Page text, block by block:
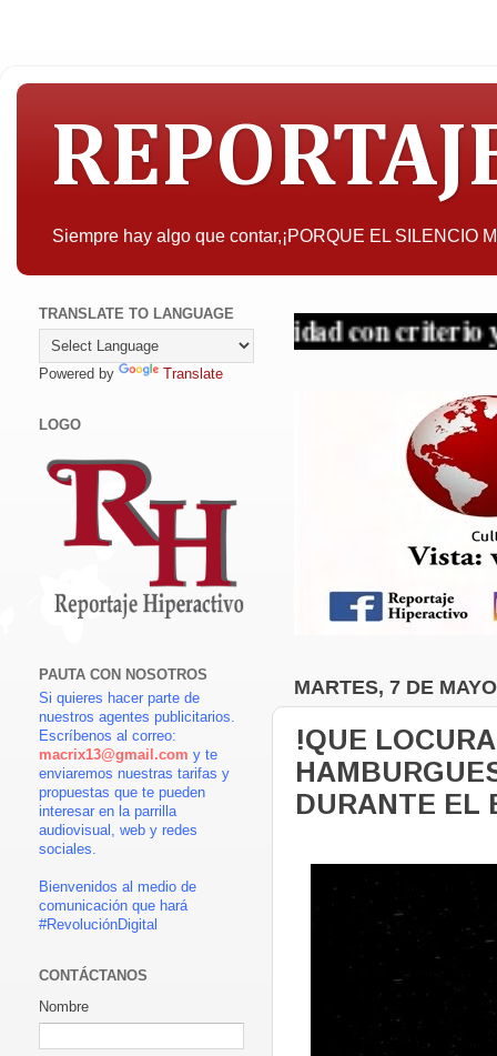
Siempre hay algo que contar,¡PORQUE EL SILENCIO
la objetividad con criterio y sin
MARTES, 7 DE
!QUE
DURANTE EL
TRANSLATE TO LANGUAGE
Powered by Translate
LOGO
PAUTA CON NOSOTROS
Si quieres hacer parte de
nuestros agentes publicitarios.
Escríbenos al correo:
macrix13@gmail.com y te
enviaremos nuestras tarifas y
propuestas que te pueden
interesar en la parrilla
audiovisual, web y redes
sociales.
Bienvenidos al medio de
comunicación que hará
#RevoluciónDigital
CONTÁCTANOS
Nombre